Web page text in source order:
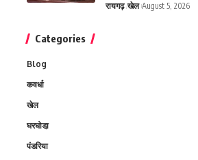
रायगढ़ खेल August 5, 2026
Categories
Blog
कवर्धा
खेल
घरघोडा़
पंडरिया